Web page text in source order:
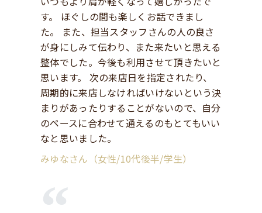
す。 ほぐしの間も楽しくお話できまし
た。 また、担当スタッフさんの人の良さ
が身にしみて伝わり、また来たいと思える
整体でした。今後も利用させて頂きたいと
思います。 次の来店日を指定されたり、
周期的に来店しなければいけないという決
まりがあったりすることがないので、自分
のペースに合わせて通えるのもとてもいい
なと思いました。
みゆなさん（女性/10代後半/学生）